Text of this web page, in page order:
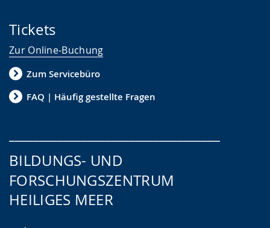
Tickets
Zur Online-Buchung
Zum Servicebüro
FAQ | Häufig gestellte Fragen
BILDUNGS- UND
FORSCHUNGSZENTRUM
HEILIGES MEER